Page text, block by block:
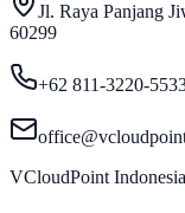
Jl. Raya Panjang
60299
+62 811-3220-
VCloudPoint